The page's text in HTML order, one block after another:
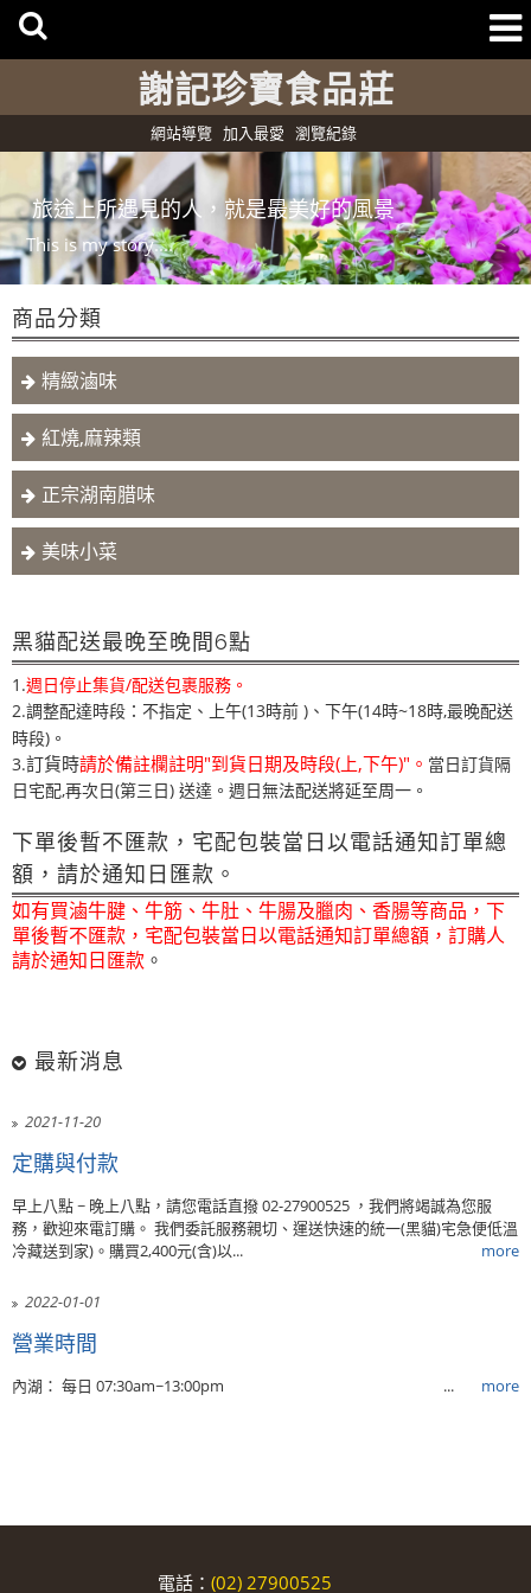
謝記珍寶食品莊
網站導覽 加入最愛 瀏覽紀錄
旅途上所遇見的人，就是最美好的風景
This is my story....
商品分類
精緻滷味
紅燒,麻辣類
正宗湖南腊味
美味小菜
黑貓配送最晚至晚間6點
1.週日停止集貨/配送包裹服務。
2.調整配達時段：不指定、上午(13時前 ) 、 下午(14時~18時,最晚配送
時段)。
3.訂貨時請於備註欄註明"到貨日期及時段(上,下午)"。 當日訂貨隔
日宅配,再次日(第三日) 送達。週日無法配送將延至周一。
下單後暫不匯款，宅配包裝當日以電話通知訂單總
額，請於通知日匯款。
如有買滷牛腱、牛筋、牛肚、牛腸及臘肉、香腸等商品，下
單後暫不匯款，宅配包裝當日以電話通知訂單總額，訂購人
請於通知日匯款 。
最新消息
2021-11-20
定購與付款
早上八點 ~ 晚上八點，請您電話直撥 02-27900525 ，我們將竭誠為您服
務，歡迎來電訂購。 我們委託服務親切、運送快速的統一(黑貓)宅急便低溫
冷藏送到家)。購買2,400元(含)以...
more
2022-01-01
營業時間
內湖： 每日 07:30am~13:00pm ... more
電話： (02) 27900525